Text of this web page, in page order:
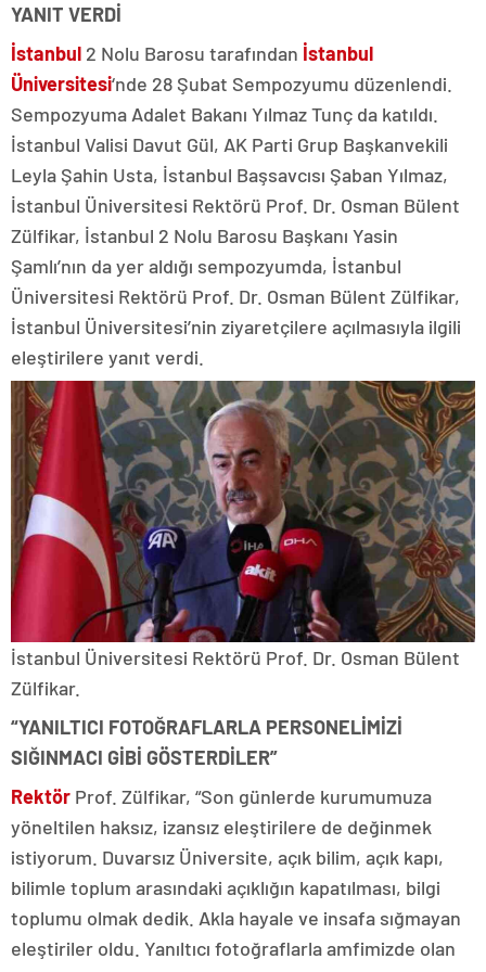
YANIT VERDİ
İstanbul 2 Nolu Barosu tarafından İstanbul
Üniversitesi‘nde 28 Şubat Sempozyumu düzenlendi.
Sempozyuma Adalet Bakanı Yılmaz Tunç da katıldı.
İstanbul Valisi Davut Gül, AK Parti Grup Başkanvekili
Leyla Şahin Usta, İstanbul Başsavcısı Şaban Yılmaz,
İstanbul Üniversitesi Rektörü Prof. Dr. Osman Bülent
Zülfikar, İstanbul 2 Nolu Barosu Başkanı Yasin
Şamlı’nın da yer aldığı sempozyumda, İstanbul
Üniversitesi Rektörü Prof. Dr. Osman Bülent Zülfikar,
İstanbul Üniversitesi’nin ziyaretçilere açılmasıyla ilgili
eleştirilere yanıt verdi.
İstanbul Üniversitesi Rektörü Prof. Dr. Osman Bülent
Zülfikar.
“YANILTICI FOTOĞRAFLARLA PERSONELİMİZİ
SIĞINMACI GİBİ GÖSTERDİLER”
Rektör Prof. Zülfikar, “Son günlerde kurumumuza
yöneltilen haksız, izansız eleştirilere de değinmek
istiyorum. Duvarsız Üniversite, açık bilim, açık kapı,
bilimle toplum arasındaki açıklığın kapatılması, bilgi
toplumu olmak dedik. Akla hayale ve insafa sığmayan
eleştiriler oldu. Yanıltıcı fotoğraflarla amfimizde olan